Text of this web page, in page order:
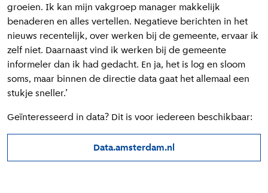
groeien. Ik kan mijn vakgroep manager makkelijk
benaderen en alles vertellen. Negatieve berichten in het
nieuws recentelijk, over werken bij de gemeente, ervaar ik
zelf niet. Daarnaast vind ik werken bij de gemeente
informeler dan ik had gedacht. En ja, het is log en sloom
soms, maar binnen de directie data gaat het allemaal een
stukje sneller.’
Geïnteresseerd in data? Dit is voor iedereen beschikbaar:
Data.amsterdam.nl